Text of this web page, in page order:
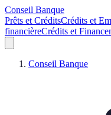
Conseil Banque
Prêts et CréditsCrédits et
financièreCrédits et
Conseil Banque